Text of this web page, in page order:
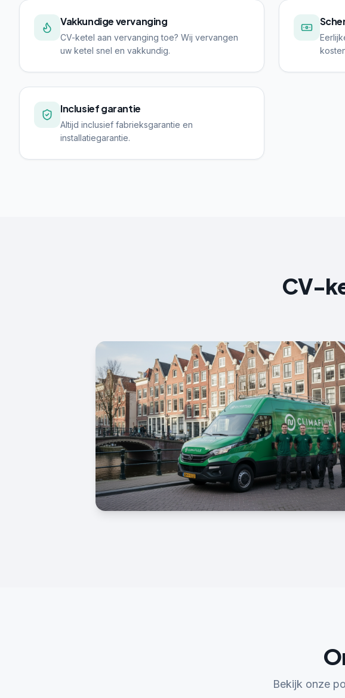
Vakkundige vervanging
CV-ketel aan vervanging toe? Wij vervangen
uw ketel snel en vakkundig.
Inclusief garantie
Altijd inclusief fabrieksgarantie en
installatiegarantie.
CV-
Bekijk onze